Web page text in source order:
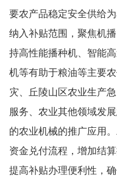
要农产品稳定安全供给
纳入补贴范围，聚焦机
持高性能播种机、智能
机等有助于粮油等主要
灾、丘陵山区农业生产
服务、农业其他领域发
的农业机械的推广应用
资金兑付流程，增加结
提高补贴办理便利性，